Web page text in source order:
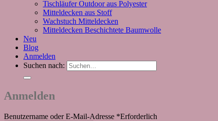
Tischläufer Outdoor aus Polyester
Mitteldecken aus Stoff
Wachstuch Mitteldecken
Mitteldecken Beschichtete Baumwolle
Neu
Blog
Anmelden
Suchen nach:
Anmelden
Benutzername oder E-Mail-Adresse *Erforderlich